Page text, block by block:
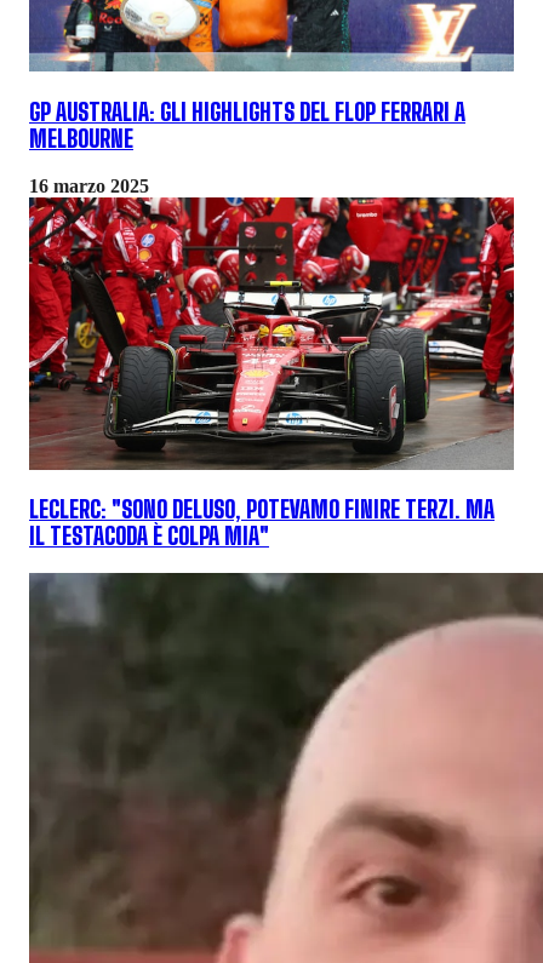
GP AUSTRALIA: GLI HIGHLIGHTS DEL FLOP FERRARI A
MELBOURNE
16 marzo 2025
LECLERC: "SONO DELUSO, POTEVAMO FINIRE TERZI. MA
IL TESTACODA È COLPA MIA"